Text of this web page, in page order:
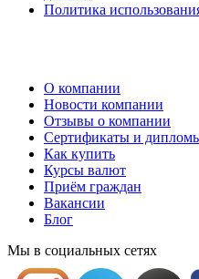
Политика
О компании
Новости компании
Отзывы о компании
Сертификаты и
Как купить
Курсы валют
Приём граждан
Вакансии
Блог
Мы в социальных сетях